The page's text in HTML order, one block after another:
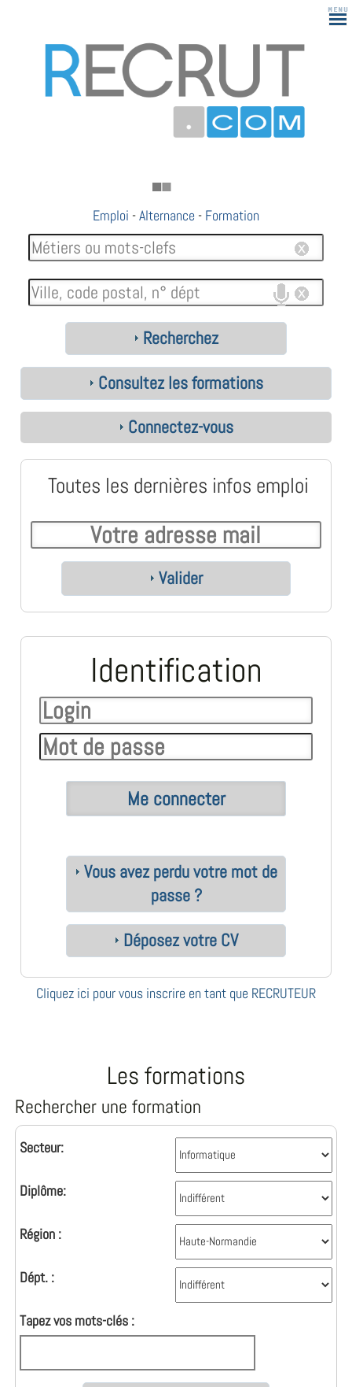
Emploi -Alternance - Formation
Recherchez
Consultez les formations
Connectez-vous
Toutes les dernières infos emploi
Valider
Identification
Vous avez perdu votre mot de
passe ?
Déposez votre CV
Cliquez ici pour vous inscrire en tant que RECRUTEUR
Les formations
Rechercher une formation
Secteur:
Diplôme:
Région :
Dépt. :
Tapez vos mots-clés :